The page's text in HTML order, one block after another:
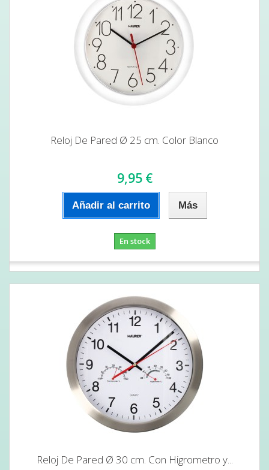
Reloj De Pared Ø 25 cm. Color Blanco
9,95 €
Añadir al carrito Más
En stock
Reloj De Pared Ø 30 cm. Con Higrometro y...